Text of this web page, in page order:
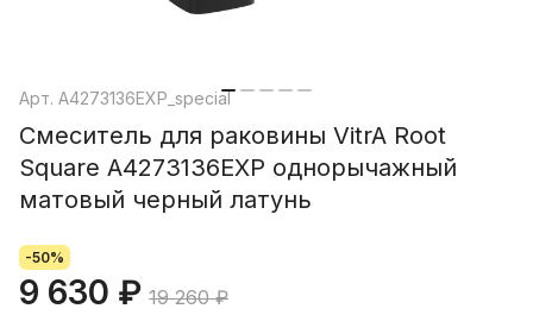
Арт. A4273136EXP_special
Смеситель для раковины VitrA Root
Square A4273136EXP однорычажный
матовый черный латунь
-50%
9 630 ₽ 19 260 ₽